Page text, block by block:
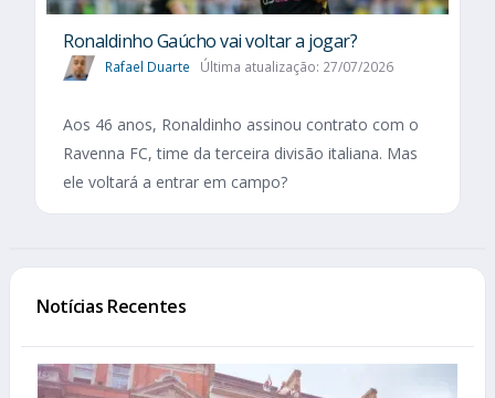
Ronaldinho Gaúcho vai voltar a jogar?
Rafael Duarte Última atualização: 27/07/2026
Aos 46 anos, Ronaldinho assinou contrato com o
Ravenna FC, time da terceira divisão italiana. Mas
ele voltará a entrar em campo?
Notícias Recentes